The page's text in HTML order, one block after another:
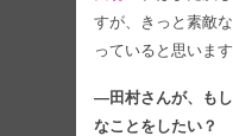
すが、きっと素敵
っていると思います
―田村さんが、も
なことをしたい？